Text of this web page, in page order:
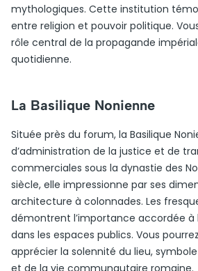
mythologiques. Cette institution
entre religion et pouvoir politique.
rôle central de la propagande
quotidienne.
La Basilique Nonienne
Située près du forum, la Basilique
d’administration de la justice et de
commerciales sous la dynastie des
siècle, elle impressionne par ses
architecture à colonnades. Les
démontrent l’importance accordée à
dans les espaces publics. Vous
apprécier la solennité du lieu,
et de la vie communautaire romaine.